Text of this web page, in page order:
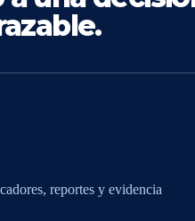
reportes y evidencia